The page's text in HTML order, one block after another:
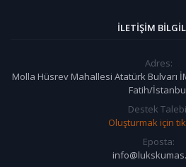
İLETIŞIM
Adres:
Molla Hüsrev Mahallesi Atatürk Bulvarı
Fatih/
Destek
Oluşturmak için
Eposta: